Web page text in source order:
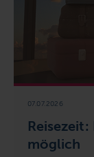
möglich
07.07.2026